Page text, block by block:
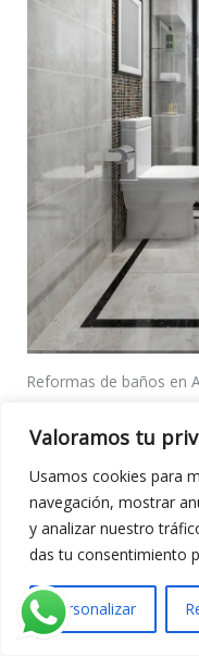
Valoramos tu
Usamos cookies para
navegación, mostrar
y analizar nuestro
das tu consentimiento
Personalizar
Reformas de baños en
alicatados,
iluminación y
funcional para
seguridad y